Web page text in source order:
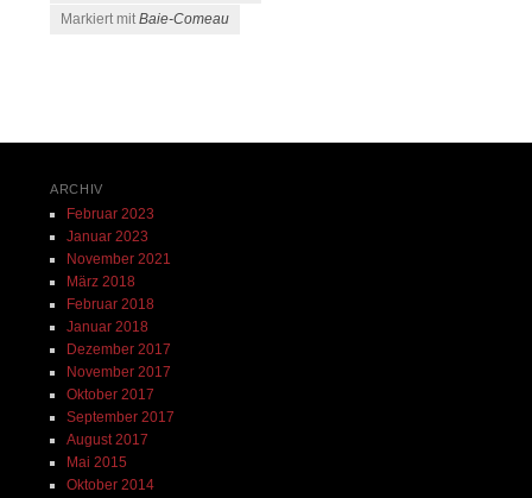
Markiert mitBaie-Comeau
ARCHIV
Februar 2023
Januar 2023
November 2021
März 2018
Februar 2018
Januar 2018
Dezember 2017
November 2017
Oktober 2017
September 2017
August 2017
Mai 2015
Oktober 2014